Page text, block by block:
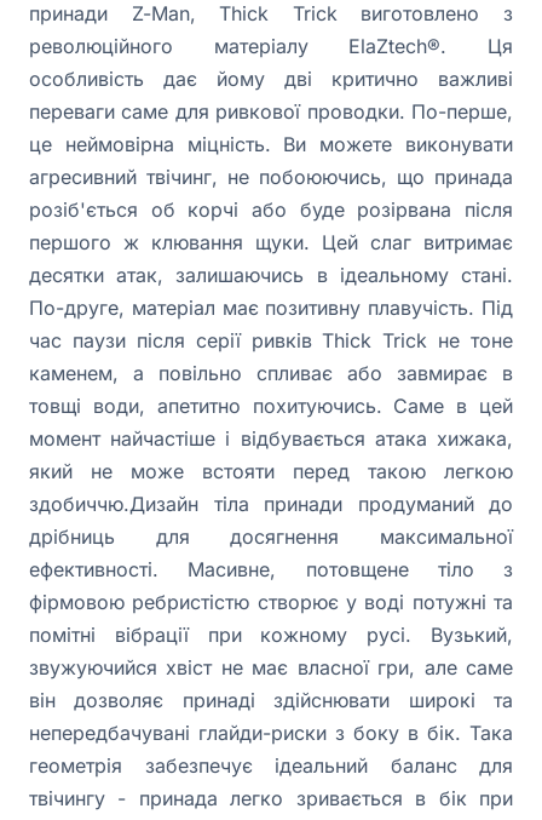
принади Z-Man, Thick Trick виготовлено з
революційного матеріалу ElaZtech®. Ця
особливість дає йому дві критично важливі
переваги саме для ривкової проводки. По-перше,
це неймовірна міцність. Ви можете виконувати
агресивний твічинг, не побоюючись, що принада
розіб'ється об корчі або буде розірвана після
першого ж клювання щуки. Цей слаг витримає
десятки атак, залишаючись в ідеальному стані.
По-друге, матеріал має позитивну плавучість. Під
час паузи після серії ривків Thick Trick не тоне
каменем, а повільно спливає або завмирає в
товщі води, апетитно похитуючись. Саме в цей
момент найчастіше і відбувається атака хижака,
який не може встояти перед такою легкою
здобиччю.Дизайн тіла принади продуманий до
дрібниць для досягнення максимальної
ефективності. Масивне, потовщене тіло з
фірмовою ребристістю створює у воді потужні та
помітні вібрації при кожному русі. Вузький,
звужуючийся хвіст не має власної гри, але саме
він дозволяє принаді здійснювати широкі та
непередбачувані глайди-риски з боку в бік. Така
геометрія забезпечує ідеальний баланс для
твічингу - принада легко зривається в бік при